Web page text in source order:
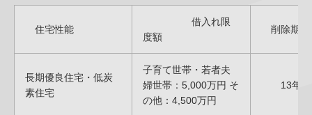
住宅性能
借入れ限
度額
削除期間
長期優良住宅・低炭
素住宅
子育て世帯・若者夫
婦世帯：5,000万円 そ
の他：4,500万円
13年